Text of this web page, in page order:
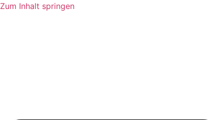
Zum Inhalt springen